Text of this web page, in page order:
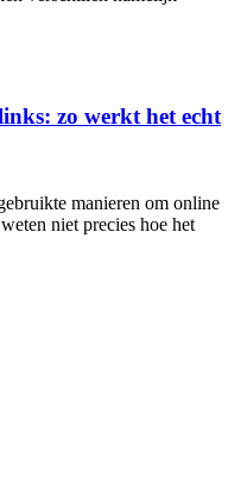
zo werkt het echt
manieren om online
niet precies hoe het